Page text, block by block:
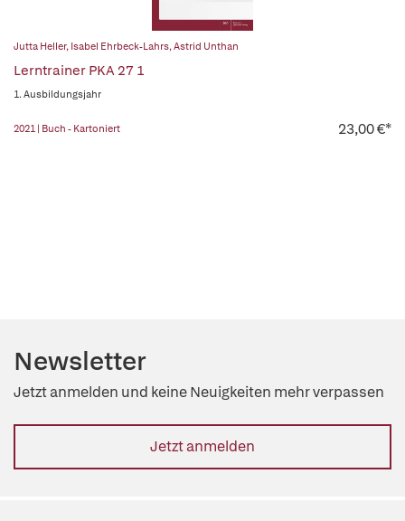
Jutta Heller, Isabel Ehrbeck-Lahrs,Astrid Unthan
Lerntrainer PKA 27 1
1. Ausbildungsjahr
2021 | Buch - Kartoniert 23,00 €*
Newsletter
Jetzt anmelden und keine Neuigkeiten mehr verpassen
Jetzt anmelden